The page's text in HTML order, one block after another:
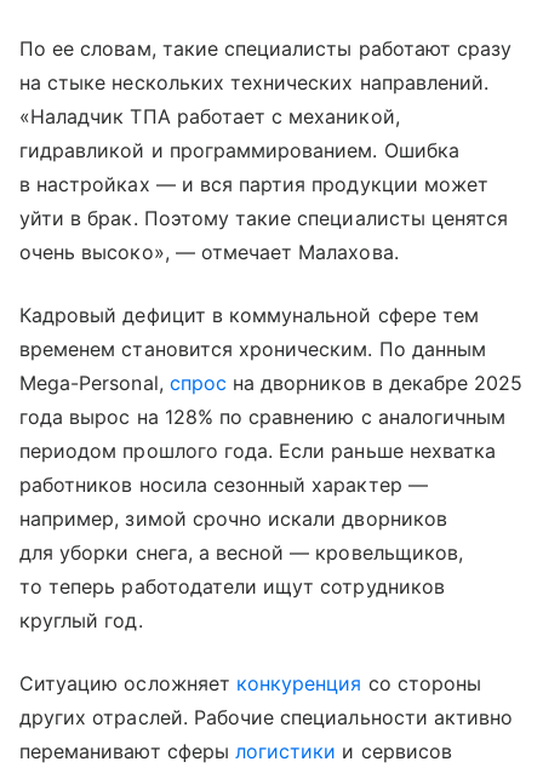
По ее словам, такие специалисты работают сразу
на стыке нескольких технических направлений.
«Наладчик ТПА работает с механикой,
гидравликой и программированием. Ошибка
в настройках — и вся партия продукции может
уйти в брак. Поэтому такие специалисты ценятся
очень высоко», — отмечает Малахова.
Кадровый дефицит в коммунальной сфере тем
временем становится хроническим. По данным
Mega-Personal, спрос на дворников в декабре 2025
года вырос на 128% по сравнению с аналогичным
периодом прошлого года. Если раньше нехватка
работников носила сезонный характер —
например, зимой срочно искали дворников
для уборки снега, а весной — кровельщиков,
то теперь работодатели ищут сотрудников
круглый год.
Ситуацию осложняет конкуренция со стороны
других отраслей. Рабочие специальности активно
переманивают сферы логистики и сервисов